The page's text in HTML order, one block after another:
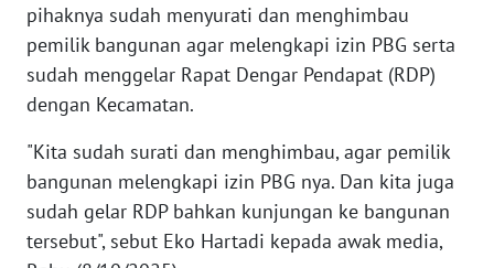
pihaknya sudah menyurati dan menghimbau
pemilik bangunan agar melengkapi izin PBG serta
sudah menggelar Rapat Dengar Pendapat (RDP)
dengan Kecamatan.
"Kita sudah surati dan menghimbau, agar pemilik
bangunan melengkapi izin PBG nya. Dan kita juga
sudah gelar RDP bahkan kunjungan ke bangunan
tersebut", sebut Eko Hartadi kepada awak media,
WN
JAKARTA
WN
JABAR
WN
BANTEN